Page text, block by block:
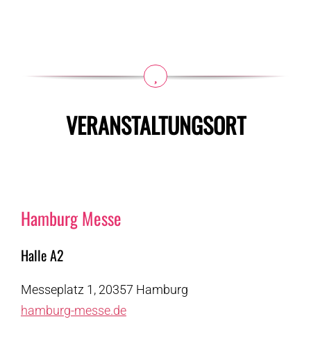
VERANSTALTUNGSORT
Hamburg Messe
Halle A2
Messeplatz 1, 20357 Hamburg
hamburg-messe.de